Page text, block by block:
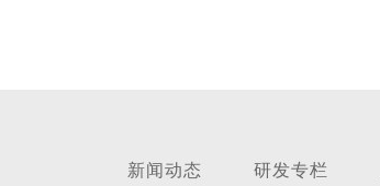
新闻动态 研发专栏